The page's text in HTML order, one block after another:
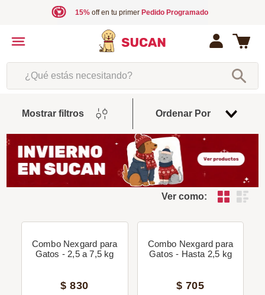
15%off en tu primer Pedido Programado
¿Qué estás necesitando?
Mostrar filtros Ordenar Por
De
Ver como:
Combo Nexgard para
Gatos - 2,5 a 7,5 kg
$ 830
Combo Nexgard para
Gatos - Hasta 2,5 kg
$ 705